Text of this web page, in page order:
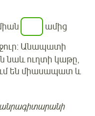
ամից
Անապատի
նաև ուղտի կաթը,
են միասապատ և